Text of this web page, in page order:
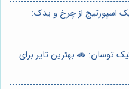
اسپورتیج از چرخ و یدک:
توسان: 🚗 بهترین تایر برای